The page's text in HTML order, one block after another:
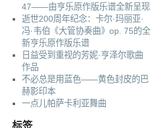
47——由亨乐原作版乐谱全新呈现
逝世200周年纪念：卡尔·玛丽亚·
冯·韦伯《大管协奏曲》op. 75的全
新亨乐原作版乐谱
日益受到重视的芳妮·亨泽尔歌曲
作品
不必总是用蓝色——黄色封皮的巴
赫影印本
一点儿帕萨卡利亚舞曲